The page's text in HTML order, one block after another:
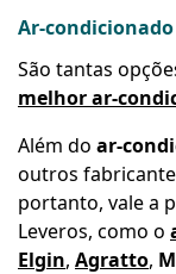
Ar-
São tantas
melhor ar-
Além do ar-
outros
portanto, vale a
Leveros, como o
Elgin, Agratto,